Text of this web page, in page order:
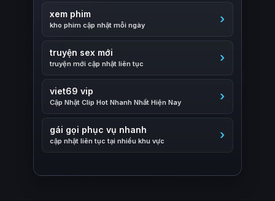
xem phim
kho phim cập nhật mỗi ngày
truyện sex mới
truyện mới cập nhật liên tục
viet69 vip
Cập Nhật Clip Hot Nhanh Nhất Hiện Nay
gái gọi phục vụ nhanh
cập nhật liên tục tại nhiều khu vực